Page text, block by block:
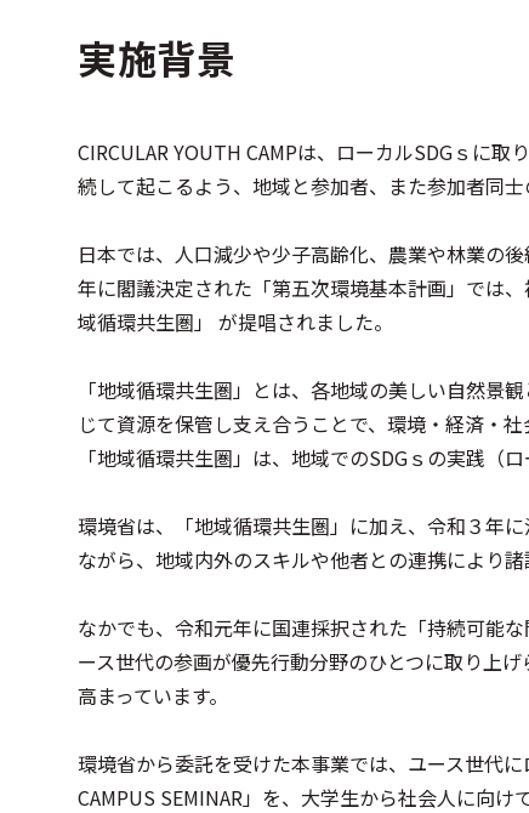
実施背景
CIRCULAR YOUTH CAMPは、ローカルSDGｓに
続して起こるよう、地域と参加者、また参加者同
日本では、人口減少や少子高齢化、農業や林業の
年に閣議決定された「第五次環境基本計画」では
域循環共生圏」 が提唱されました。
「地域循環共生圏」とは、各地域の美しい自然景
じて資源を保管し支え合うことで、環境・経済・
「地域循環共生圏」は、地域でのSDGｓの実践（
環境省は、「地域循環共生圏」に加え、令和３年
ながら、地域内外のスキルや他者との連携により
なかでも、令和元年に国連採択された「持続可能
ース世代の参画が優先行動分野のひとつに取り上
高まっています。
環境省から委託を受けた本事業では、ユース世代
CAMPUS SEMINAR」を、大学生から社会人に向